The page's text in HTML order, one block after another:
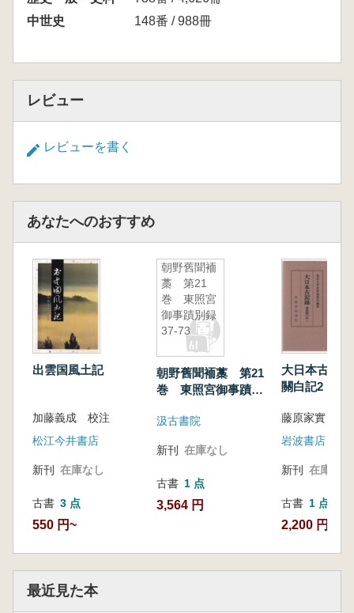
中世史
148番 / 988冊
レビュー
レビューを書く
あなたへのおすすめ
出雲国風土記
加藤義成 校注
松江今井書店
新刊 在庫なし
古書 3 点
550 円~
朝野舊聞袻
藁 第21
巻 東照宮
御事蹟別録
37-73
朝野舊聞袻藁 第21
巻 東照宮御事蹟別
汲古書院
新刊 在庫なし
古書 1 点
3,564 円
大日本古記
關白記2
岩波書店
新刊 在庫なし
古書 1 点
2,200 円
最近見た本